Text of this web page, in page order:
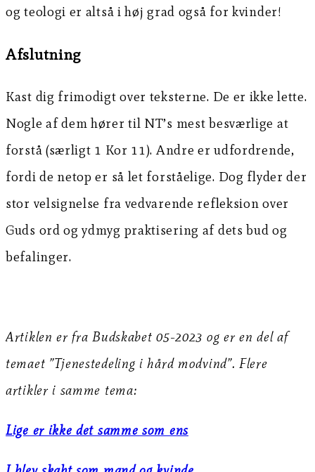
og teologi er altså i høj grad også for kvinder!
Afslutning
Kast dig frimodigt over teksterne. De er ikke lette.
Nogle af dem hører til NT’s mest besværlige at
forstå (særligt 1 Kor 11). Andre er udfordrende,
fordi de netop er så let forståelige. Dog flyder der
stor velsignelse fra vedvarende refleksion over
Guds ord og ydmyg praktisering af dets bud og
befalinger.
Artiklen er fra Budskabet 05-2023 og er en del af
temaet ”Tjenestedeling i hård modvind”. Flere
artikler i samme tema:
Lige er ikke det samme som ens